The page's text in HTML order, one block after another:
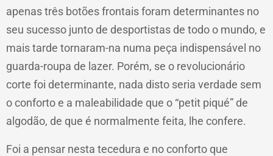
apenas três botões frontais foram determinantes no
seu sucesso junto de desportistas de todo o mundo, e
mais tarde tornaram-na numa peça indispensável no
guarda-roupa de lazer. Porém, se o revolucionário
corte foi determinante, nada disto seria verdade sem
o conforto e a maleabilidade que o “petit piqué” de
algodão, de que é normalmente feita, lhe confere.
Foi a pensar nesta tecedura e no conforto que